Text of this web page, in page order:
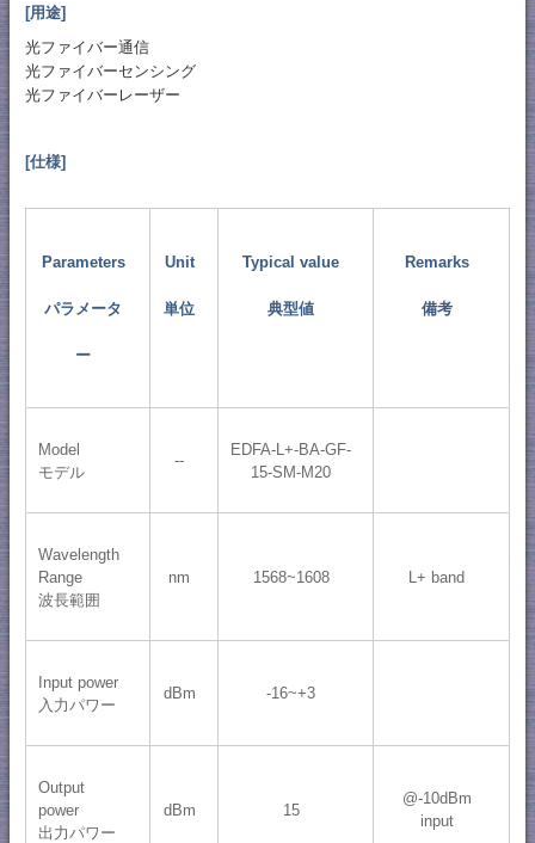
[用途]
光ファイバー通信
光ファイバーセンシング
光ファイバーレーザー
[仕様]
Parameters
パラメータ
ー
Unit
単位
Typical value
典型値
Remarks
備考
Model
モデル
--
EDFA-L+-BA-GF-
15-SM-M20
Wavelength
Range
波長範囲
nm 1568~1608 L+ band
Input power
入力パワー
dBm -16~+3
Output
power
出力パワー
dBm 15
@-10dBm
input